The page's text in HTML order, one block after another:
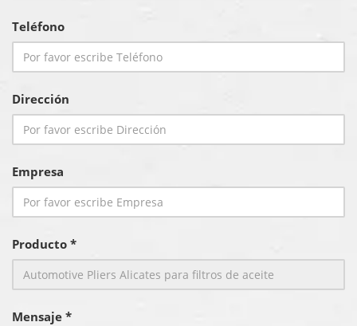
Teléfono
Dirección
Empresa
Producto *
Mensaje *